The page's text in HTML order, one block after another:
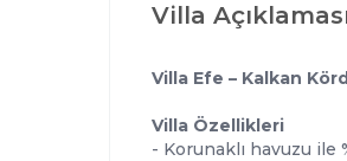
Villa
Villa Efe – Kalkan
Villa Özellikleri
- Korunaklı havuzu ile